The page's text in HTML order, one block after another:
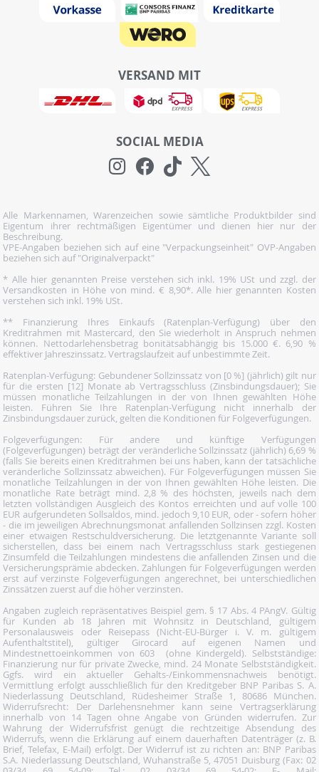
VERSAND MIT
SOCIAL MEDIA
Alle Markennamen, Warenzeichen sowie sämtliche Produktbilder sind
Eigentum ihrer rechtmäßigen Eigentümer und dienen hier nur der
Beschreibung.
VPE-Angaben beziehen sich auf eine "Verpackungseinheit" OVP-Angaben
beziehen sich auf "Originalverpackt"
* Alle hier genannten Preise verstehen sich inkl. 19% USt und zzgl. der
Versandkosten in Höhe von mind. € 8,90*. Alle hier genannten Kosten
verstehen sich inkl. 19% USt.
** Finanzierung Ihres Einkaufs (Ratenplan-Verfügung) über den
Kreditrahmen mit Mastercard, den Sie wiederholt in Anspruch nehmen
können. Nettodarlehensbetrag bonitätsabhängig bis 15.000 €. 6,90 %
effektiver Jahreszinssatz. Vertragslaufzeit auf unbestimmte Zeit.
Ratenplan-Verfügung: Gebundener Sollzinssatz von [0 %] (jährlich) gilt nur
für die ersten [12] Monate ab Vertragsschluss (Zinsbindungsdauer); Sie
müssen monatliche Teilzahlungen in der von Ihnen gewählten Höhe
leisten. Führen Sie Ihre Ratenplan-Verfügung nicht innerhalb der
Zinsbindungsdauer zurück, gelten die Konditionen für Folgeverfügungen.
Folgeverfügungen: Für andere und künftige Verfügungen
(Folgeverfügungen) beträgt der veränderliche Sollzinssatz (jährlich) 6,69 %
(falls Sie bereits einen Kreditrahmen bei uns haben, kann der tatsächliche
veränderliche Sollzinssatz abweichen). Für Folgeverfügungen müssen Sie
monatliche Teilzahlungen in der von Ihnen gewählten Höhe leisten. Die
monatliche Rate beträgt mind. 2,8 % des höchsten, jeweils nach dem
letzten vollständigen Ausgleich des Kontos erreichten und auf volle 100
EUR aufgerundeten Sollsaldos, mind. jedoch 9,10 EUR, oder - sofern höher
- die im jeweiligen Abrechnungsmonat anfallenden Sollzinsen zzgl. Kosten
einer etwaigen Restschuldversicherung. Die letztgenannte Variante soll
sicherstellen, dass bei einem nach Vertragsschluss stark gestiegenen
Zinsumfeld die Teilzahlungen mindestens die anfallenden Zinsen und die
Versicherungsprämie abdecken. Zahlungen für Folgeverfügungen werden
erst auf verzinste Folgeverfügungen angerechnet, bei unterschiedlichen
Zinssätzen zuerst auf die höher verzinsten.
Angaben zugleich repräsentatives Beispiel gem. § 17 Abs. 4 PAngV. Gültig
für Kunden ab 18 Jahren mit Wohnsitz in Deutschland, gültigem
Personalausweis oder Reisepass (Nicht-EU-Bürger i. V. m. gültigem
Aufenthaltstitel), gültiger Girocard auf eigenen Namen und
Mindestnettoeinkommen von 603  (ohne Kindergeld). Selbstständige:
Finanzierung nur für private Zwecke, mind. 24 Monate Selbstständigkeit.
Ggfs. wird ein aktueller Gehalts-/Einkommensnachweis benötigt.
Vermittlung erfolgt ausschließlich für den Kreditgeber BNP Paribas S. A.
Niederlassung Deutschland, Rüdesheimer Straße 1, 80686 München.
Widerrufsrecht: Der Darlehensnehmer kann seine Vertragserklärung
innerhalb von 14 Tagen ohne Angabe von Gründen widerrufen. Zur
Wahrung der Widerrufsfrist genügt die rechtzeitige Absendung des
Widerrufs, wenn die Erklärung auf einem dauerhaften Datenträger (z. B.
Brief, Telefax, E-Mail) erfolgt. Der Widerruf ist zu richten an: BNP Paribas
S.A. Niederlassung Deutschland, Wuhanstraße 5, 47051 Duisburg (Fax: 02